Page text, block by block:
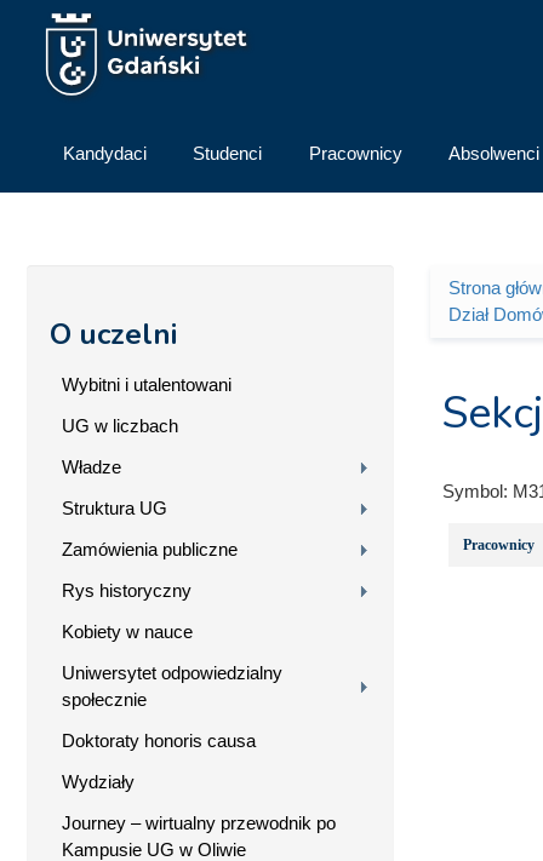
Przejdź do treści
Kandydaci Studenci Pracownicy Absolwenci
O uczelni
Wybitni i utalentowani
UG w liczbach
Władze
Struktura UG
Zamówienia publiczne
Rys historyczny
Kobiety w nauce
Uniwersytet odpowiedzialny
społecznie
Doktoraty honoris causa
Wydziały
Journey – wirtualny przewodnik po
Kampusie UG w Oliwie
Strona
Dział
Symbol:
Pracownicy